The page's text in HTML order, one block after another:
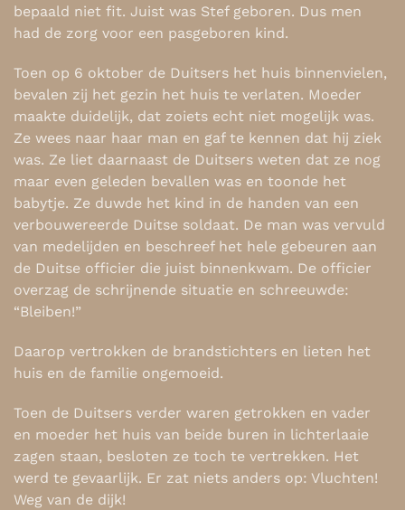
bepaald niet fit. Juist was Stef geboren. Dus men
had de zorg voor een pasgeboren kind.
Toen op 6 oktober de Duitsers het huis binnenvielen,
bevalen zij het gezin het huis te verlaten. Moeder
maakte duidelijk, dat zoiets echt niet mogelijk was.
Ze wees naar haar man en gaf te kennen dat hij ziek
was. Ze liet daarnaast de Duitsers weten dat ze nog
maar even geleden bevallen was en toonde het
babytje. Ze duwde het kind in de handen van een
verbouwereerde Duitse soldaat. De man was vervuld
van medelijden en beschreef het hele gebeuren aan
de Duitse officier die juist binnenkwam. De officier
overzag de schrijnende situatie en schreeuwde:
“Bleiben!”
Daarop vertrokken de brandstichters en lieten het
huis en de familie ongemoeid.
Toen de Duitsers verder waren getrokken en vader
en moeder het huis van beide buren in lichterlaaie
zagen staan, besloten ze toch te vertrekken. Het
werd te gevaarlijk. Er zat niets anders op: Vluchten!
Weg van de dijk!